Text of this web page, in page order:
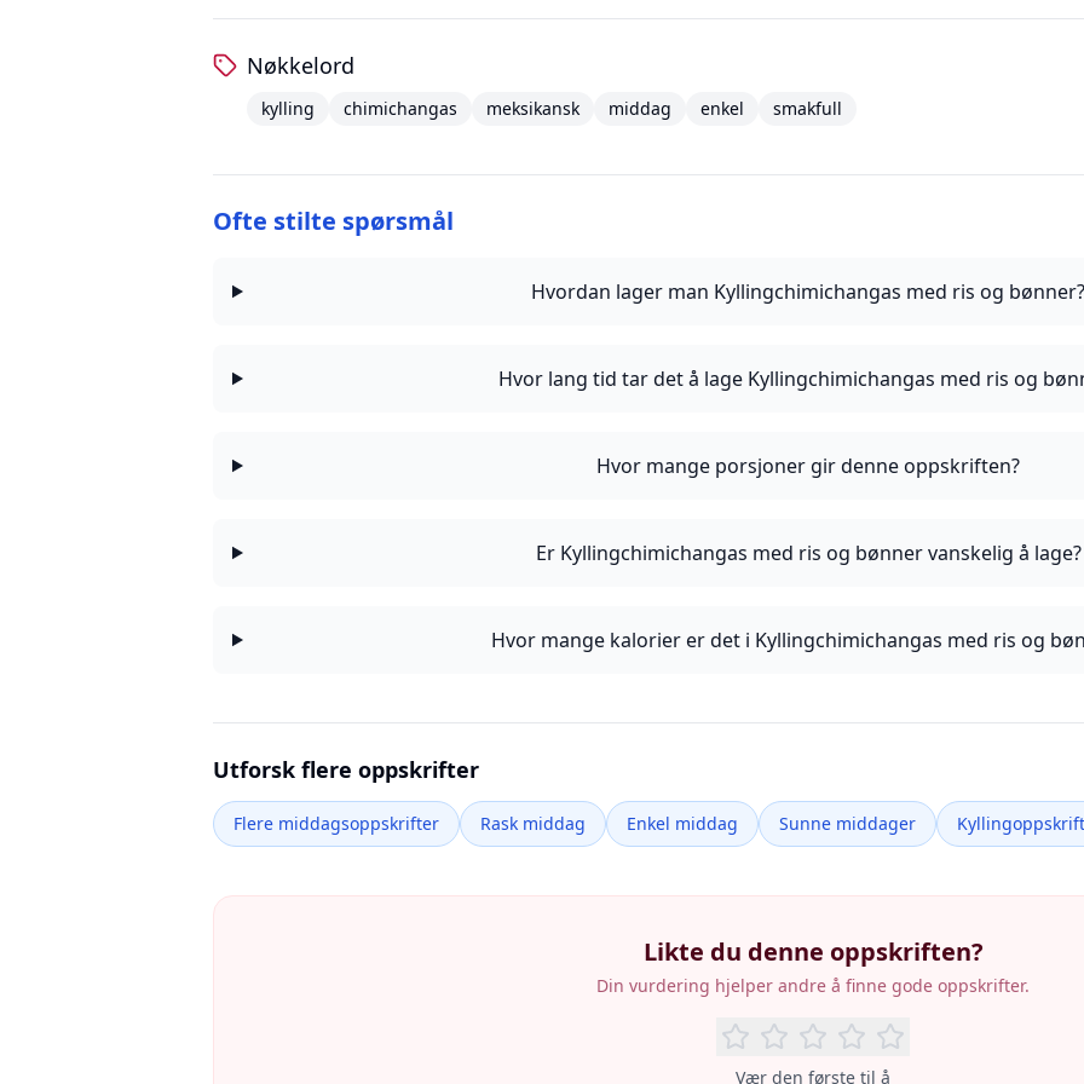
Nøkkelord
kylling chimichangas meksikansk middag enkel smakfull
Ofte stilte spørsmål
Hvordan lager man Kyllingchimichangas med ris og bønner?
Hvor lang tid tar det å lage Kyllingchimichangas med ris og
Hvor mange porsjoner gir denne oppskriften?
Er Kyllingchimichangas med ris og bønner vanskelig å lage?
Hvor mange kalorier er det i Kyllingchimichangas med ris og
Utforsk flere oppskrifter
Flere middagsoppskrifter Rask middag Enkel middag Sunne middager
Likte du denne oppskriften?
Din vurdering hjelper andre å finne gode oppskrifter.
Vær den første til å